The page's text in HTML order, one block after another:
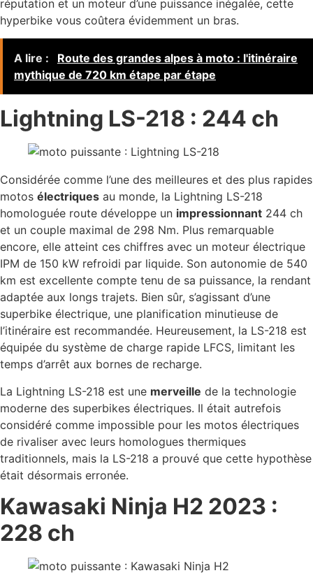
réputation et un moteur d’une puissance inégalée, cette
hyperbike vous coûtera évidemment un bras.
A lire :
Route des grandes alpes à moto : l'itinéraire
mythique de 720 km étape par étape
Lightning LS-218 : 244 ch
Considérée comme l’une des meilleures et des plus rapides
motos électriques au monde, la Lightning LS-218
homologuée route développe un impressionnant 244 ch
et un couple maximal de 298 Nm. Plus remarquable
encore, elle atteint ces chiffres avec un moteur électrique
IPM de 150 kW refroidi par liquide. Son autonomie de 540
km est excellente compte tenu de sa puissance, la rendant
adaptée aux longs trajets. Bien sûr, s’agissant d’une
superbike électrique, une planification minutieuse de
l’itinéraire est recommandée. Heureusement, la LS-218 est
équipée du système de charge rapide LFCS, limitant les
temps d’arrêt aux bornes de recharge.
La Lightning LS-218 est une merveille de la technologie
moderne des superbikes électriques. Il était autrefois
considéré comme impossible pour les motos électriques
de rivaliser avec leurs homologues thermiques
traditionnels, mais la LS-218 a prouvé que cette hypothèse
était désormais erronée.
Kawasaki Ninja H2 2023 :
228 ch